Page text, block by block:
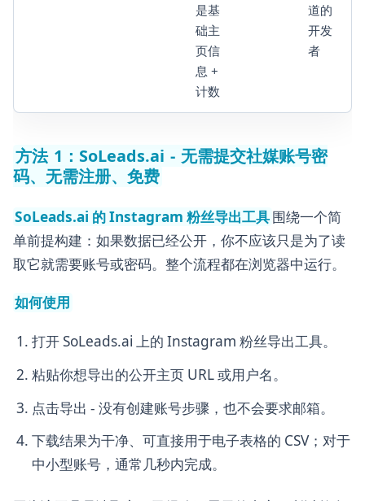
是基
础主
页信
息 +
计数
道的
开发
者
方法 1：SoLeads.ai - 无需提交社媒账号密
码、无需注册、免费
SoLeads.ai 的 Instagram 粉丝导出工具围绕一个简
单前提构建：如果数据已经公开，你不应该只是为了读
取它就需要账号或密码。整个流程都在浏览器中运行。
如何使用
打开 SoLeads.ai 上的 Instagram 粉丝导出工具。
粘贴你想导出的公开主页 URL 或用户名。
点击导出 - 没有创建账号步骤，也不会要求邮箱。
下载结果为干净、可直接用于电子表格的 CSV；对于
中小型账号，通常几秒内完成。